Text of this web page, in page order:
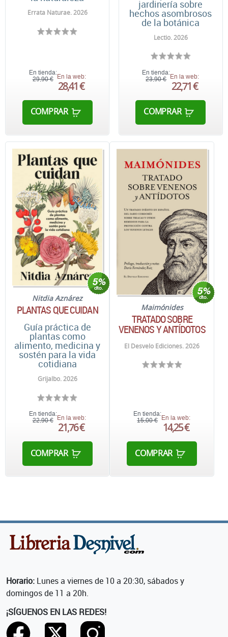
Errata Naturae. 2026
En tienda:
29,90 € En la web:
28,41 €
COMPRAR
jardinería sobre
hechos asombrosos
de la botánica
Lectio. 2026
En tienda:
23,90 € En la web:
22,71 €
COMPRAR
Nitdia Aznárez
PLANTAS QUE CUIDAN
Guía práctica de
plantas como
alimento, medicina y
sostén para la vida
cotidiana
Grijalbo. 2026
En tienda:
22,90 € En la web:
21,76 €
COMPRAR
Maimónides
TRATADO SOBRE
VENENOS Y ANTÍDOTOS
El Desvelo Ediciones. 2026
En tienda:
15,00 €
En la web:
14,25 €
COMPRAR
Horario: Lunes a viernes de 10 a 20:30, sábados y
domingos de 11 a 20h.
¡SÍGUENOS EN LAS REDES!